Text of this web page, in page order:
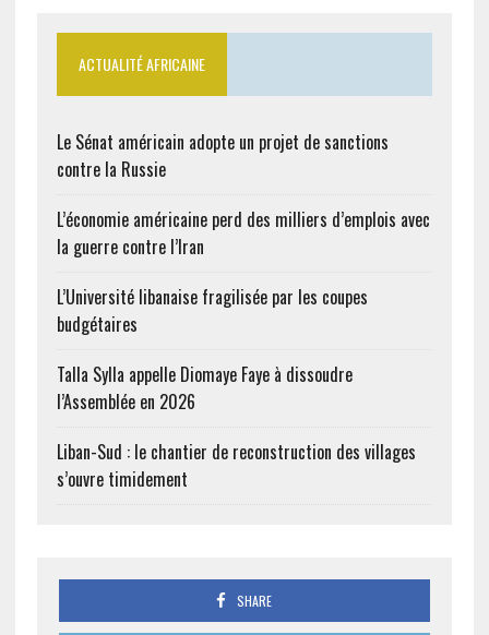
ACTUALITÉ AFRICAINE
Le Sénat américain adopte un projet de sanctions
contre la Russie
L’économie américaine perd des milliers d’emplois avec
la guerre contre l’Iran
L’Université libanaise fragilisée par les coupes
budgétaires
Talla Sylla appelle Diomaye Faye à dissoudre
l’Assemblée en 2026
Liban-Sud : le chantier de reconstruction des villages
s’ouvre timidement
SHARE